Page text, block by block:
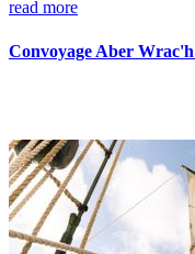
read more
Convoyage Aber